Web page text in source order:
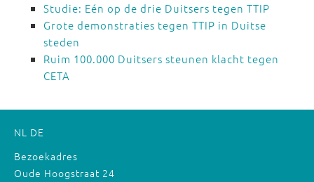
Studie: Eén op de drie Duitsers tegen TTIP
Grote demonstraties tegen TTIP in Duitse
steden
Ruim 100.000 Duitsers steunen klacht tegen
CETA
NL DE
Bezoekadres
Oude Hoogstraat 24